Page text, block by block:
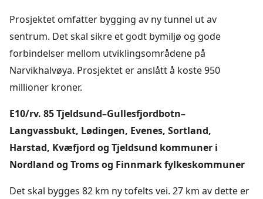
Prosjektet omfatter bygging av ny tunnel ut av
sentrum. Det skal sikre et godt bymiljø og gode
forbindelser mellom utviklingsområdene på
Narvikhalvøya. Prosjektet er anslått å koste 950
millioner kroner.
E10/rv. 85 Tjeldsund–Gullesfjordbotn–
Langvassbukt, Lødingen, Evenes, Sortland,
Harstad, Kvæfjord og Tjeldsund kommuner i
Nordland og Troms og Finnmark fylkeskommuner
Det skal bygges 82 km ny tofelts vei. 27 km av dette er